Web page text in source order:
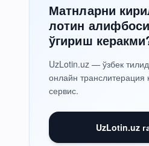
Матнларни
лотин
ўгириш
UzLotin.uz — ўзбек
онлайн транслитерация
сервис.
UzLotin.uz